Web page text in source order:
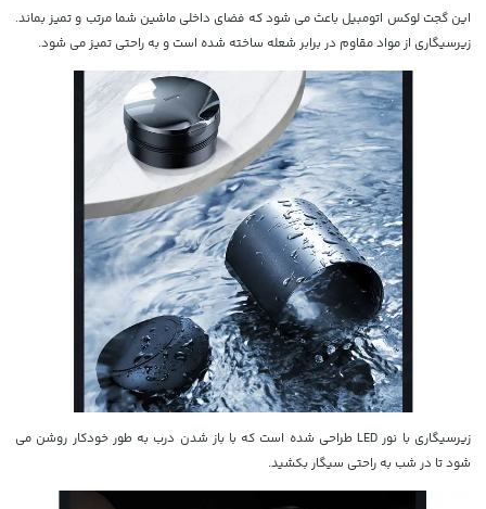
این گجت لوکس اتومبیل باعث می شود که فضای داخلی ماشین شما مرتب و تمیز بماند.
زیرسیگاری از مواد مقاوم در برابر شعله ساخته شده است و به راحتی تمیز می شود.
زیرسیگاری با نور LED طراحی شده است که با باز شدن درب به طور خودکار روشن می
شود تا در شب به راحتی سیگار بکشید.